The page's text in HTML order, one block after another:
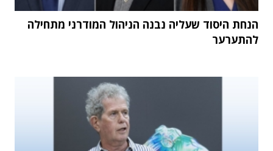
הנחת היסוד שעליה נבנה הניהול המודרני מתחילה
להתערער